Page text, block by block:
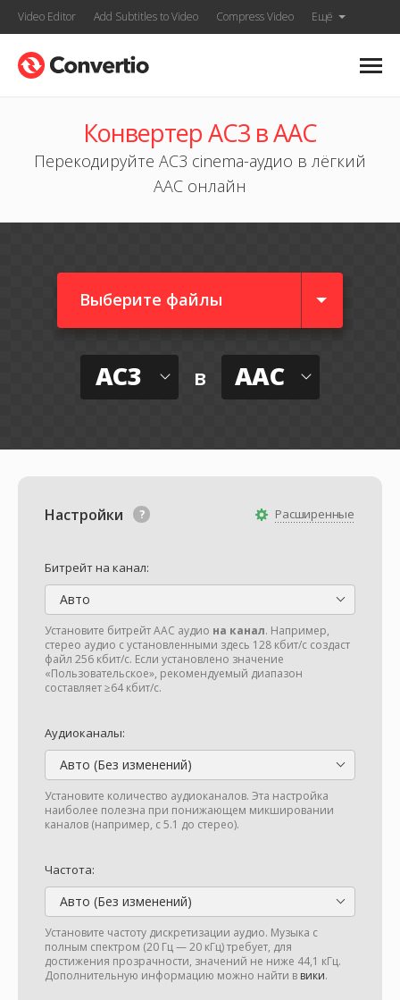
Video Editor Add Subtitles to Video Compress Video Ещё
Конвертер AC3 в AAC
Перекодируйте AC3 cinema-аудио в лёгкий
AAC онлайн
Выберите файлы
AC3 в AAC
Расширенные
Настройки
Битрейт на канал:
Авто
Установите битрейт AAC аудио на канал. Например,
стерео аудио с установленными здесь 128 кбит/с создаст
файл 256 кбит/с. Если установлено значение
«Пользовательское», рекомендуемый диапазон
составляет ≥64 кбит/с.
Аудиоканалы:
Авто (Без изменений)
Установите количество аудиоканалов. Эта настройка
наиболее полезна при понижающем микшировании
каналов (например, с 5.1 до стерео).
Частота:
Авто (Без изменений)
Установите частоту дискретизации аудио. Музыка с
полным спектром (20 Гц — 20 кГц) требует, для
достижения прозрачности, значений не ниже 44,1 кГц.
Дополнительную информацию можно найти в вики.